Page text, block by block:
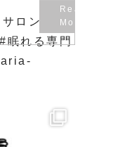
ロン #睡
眠れる専門
aria-